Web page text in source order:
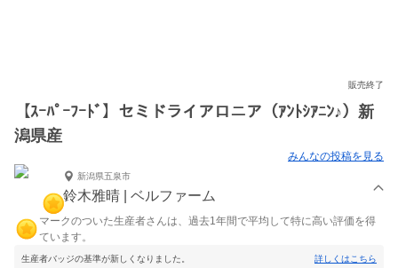
販売終了
【ｽｰﾊﾟｰﾌｰﾄﾞ】セミドライアロニア（ｱﾝﾄｼｱﾆﾝ♪）新
潟県産
みんなの投稿を見る
新潟県五泉市
鈴木雅晴 | ベルファーム
マークのついた生産者さんは、過去1年間で平均して特に高い評価を得
ています。
生産者バッジの基準が新しくなりました。 詳しくはこちら